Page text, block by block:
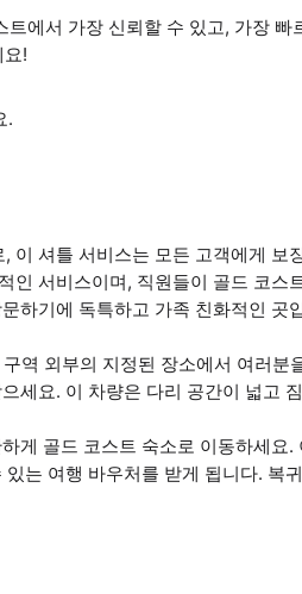
에서 가장 신뢰할 수 있고, 가장 빠
!
.
이 셔틀 서비스는 모든 고객에게 보
인 서비스이며, 직원들이 골드 코스
하기에 독특하고 가족 친화적인 곳
역 외부의 지정된 장소에서 여러분
세요. 이 차량은 다리 공간이 넓고
게 골드 코스트 숙소로 이동하세요.
는 여행 바우처를 받게 됩니다. 복